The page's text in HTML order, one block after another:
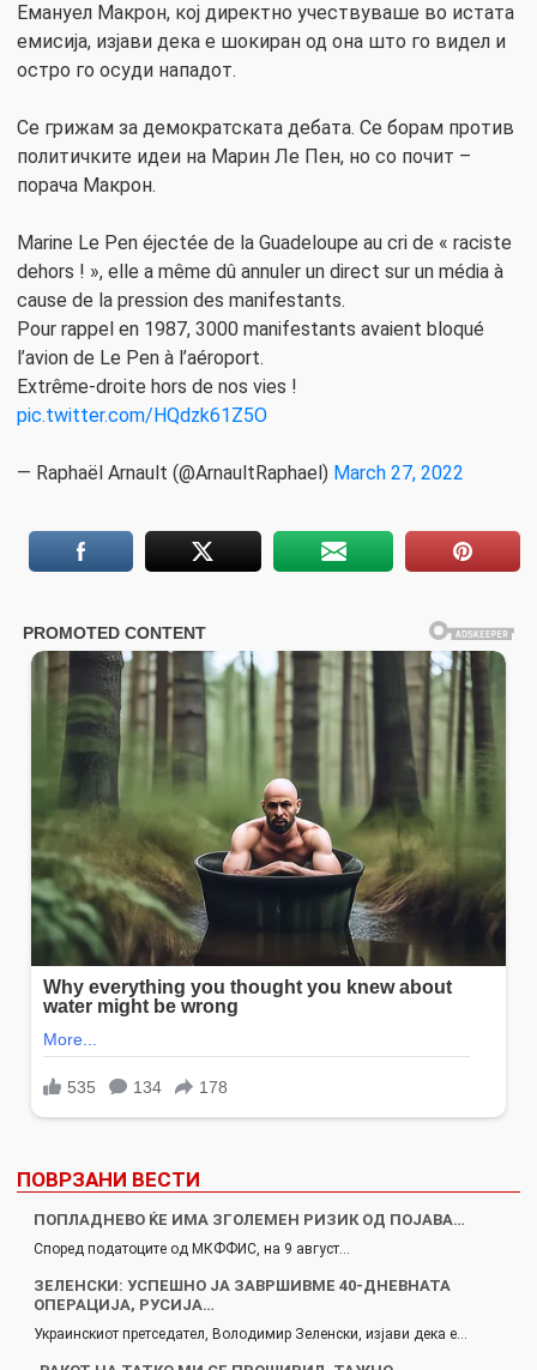
Емануел Макрон, кој директно учествуваше во истата
емисија, изјави дека е шокиран од она што го видел и
остро го осуди нападот.
Се грижам за демократската дебата. Се борам против
политичките идеи на Марин Ле Пен, но со почит –
порача Макрон.
Marine Le Pen éjectée de la Guadeloupe au cri de « raciste
dehors ! », elle a même dû annuler un direct sur un média à
cause de la pression des manifestants.
Pour rappel en 1987, 3000 manifestants avaient bloqué
l’avion de Le Pen à l’aéroport.
Extrême-droite hors de nos vies !
pic.twitter.com/HQdzk61Z5O
— Raphaël Arnault (@ArnaultRaphael) March 27, 2022
ПОВРЗАНИ ВЕСТИ
ПОПЛАДНЕВО ЌЕ ИМА ЗГОЛЕМЕН РИЗИК ОД ПОЈАВА…
Според податоците од МКФФИС, на 9 август…
ЗЕЛЕНСКИ: УСПЕШНО ЈА ЗАВРШИВМЕ 40-ДНЕВНАТА
ОПЕРАЦИЈА, РУСИЈА…
Украинскиот претседател, Володимир Зеленски, изјави дека е…